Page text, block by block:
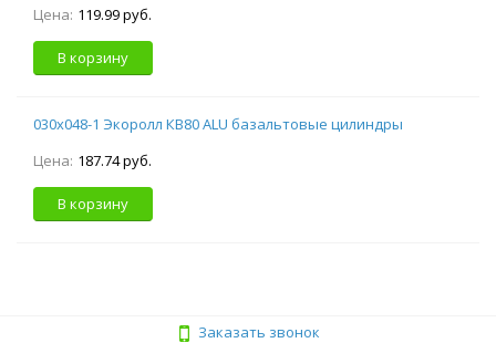
Цена: 119.99 руб.
В корзину
030х048-1 Экоролл КВ80 ALU базальтовые цилиндры
Цена: 187.74 руб.
В корзину
Заказать звонок